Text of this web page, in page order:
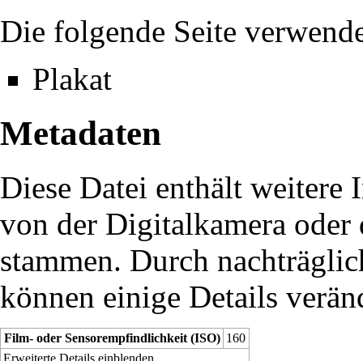
Die folgende Seite
Plakat
Metadaten
Diese Datei enthält weitere
von der Digitalkamera oder
stammen. Durch
können einige Details
Film- oder Sensorempfindlichkeit (ISO) 160